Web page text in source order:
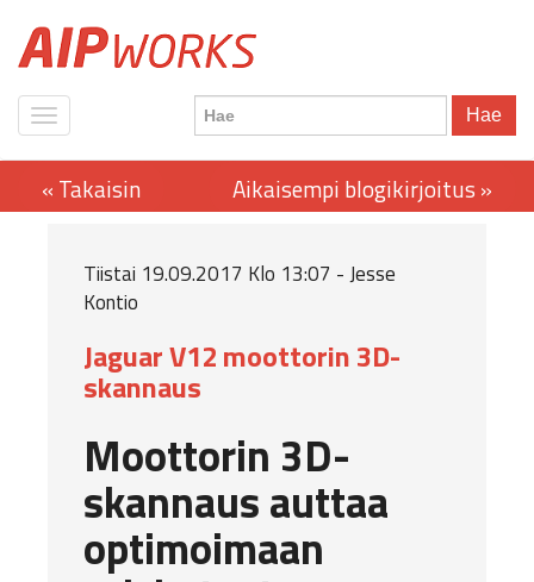
Hae
Tiistai 19.09.2017 Klo 13:07 - Jesse
Kontio
Jaguar V12 moottorin 3D-
skannaus
Moottorin 3D-
skannaus auttaa
optimoimaan